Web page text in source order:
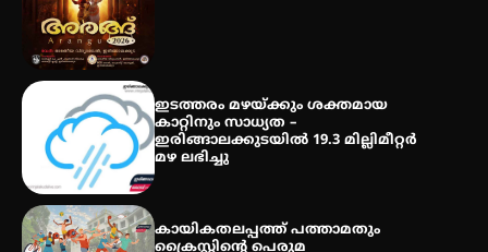
ഇടത്തരം മഴയ്ക്കും ശക്തമായ
കാറ്റിനും സാധ്യത –
ഇരിങ്ങാലക്കുടയിൽ 19.3 മില്ലിമീറ്റർ
മഴ ലഭിച്ചു
കായികതലപ്പത്ത് പത്താമതും
ക്രൈസ്റ്റിന്റെ പെരുമ